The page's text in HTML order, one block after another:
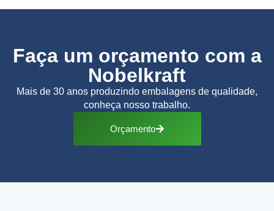
Faça um orçamento com a
Nobelkraft
Mais de 30 anos produzindo embalagens de qualidade,
conheça nosso trabalho.
Orçamento